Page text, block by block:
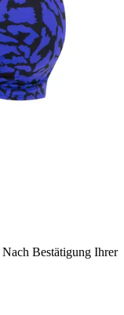
Nach Bestätigung Ihrer